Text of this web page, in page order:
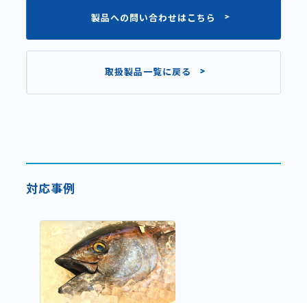
製品への問い合わせはこちら
取扱製品一覧に戻る
対応事例